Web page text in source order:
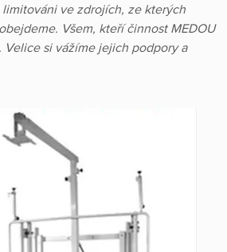
ve zdrojích, ze kterých
Všem, kteří činnost MEDOU
si vážíme jejich podpory a